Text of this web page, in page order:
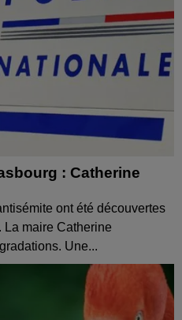
: Catherine
ont été découvertes
La maire Catherine
Une...